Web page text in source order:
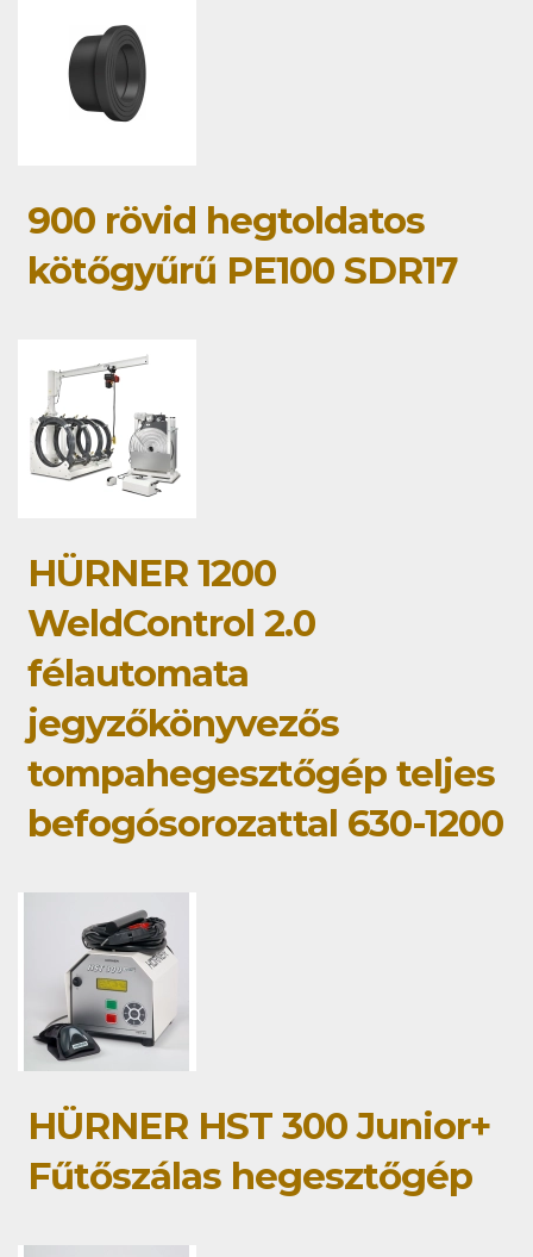
900 rövid hegtoldatos
kötőgyűrű PE100 SDR17
HÜRNER 1200
WeldControl 2.0
félautomata
jegyzőkönyvezős
tompahegesztőgép teljes
befogósorozattal 630-1200
HÜRNER HST 300 Junior+
Fűtőszálas hegesztőgép